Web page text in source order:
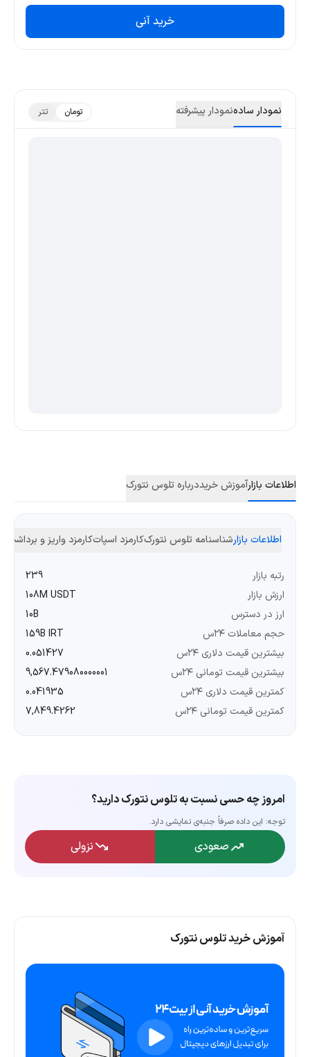
نمودار سادهنمودار پیشرفته تومان تتر
اطلاعات بازارآموزش خریددرباره تلوس نتورک
اطلاعات بازارشناسنامه تلوس نتورککارمزد اسپاتکارمزد واریز و برداشت
رتبه بازار
239
ارزش بازار
108M USDT
ارز در دسترس
10B
حجم معاملات ۲۴س
159B IRT
بیشترین قیمت دلاری ۲۴س
0.051427
بیشترین قیمت تومانی ۲۴س
9,567.479080000001
کمترین قیمت دلاری ۲۴س
0.041935
کمترین قیمت تومانی ۲۴س
7,849.4262
امروز چه حسی نسبت به تلوس نتورک دارید؟
توجه: این داده‌ صرفاً جنبه‌ی نمایشی دارد.
صعودی نزولی
آموزش خرید تلوس نتورک
خرید آنی